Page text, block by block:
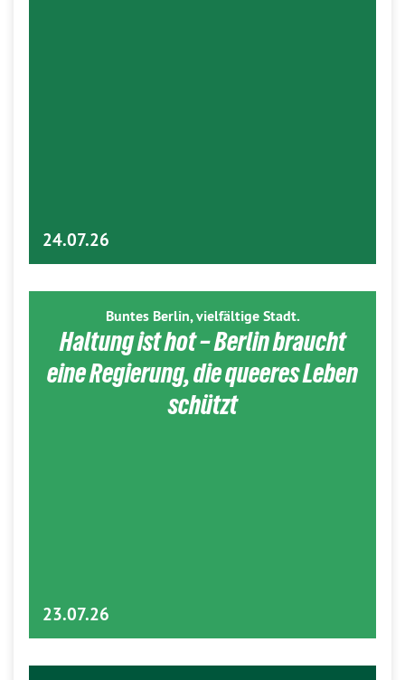
24.07.26
Buntes Berlin, vielfältige Stadt.
Haltung ist hot – Berlin braucht
eine Regierung, die queeres Leben
schützt
23.07.26